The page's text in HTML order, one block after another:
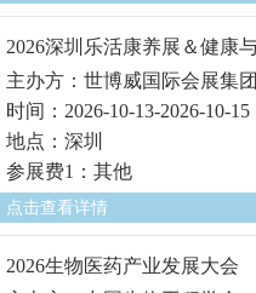
2026深圳乐活康养展＆健康
主办方：世博威国际会展集团
时间：2026-10-13-2026-10-15
地点：深圳
参展费1：其他
点击查看详情
2026生物医药产业发展大会